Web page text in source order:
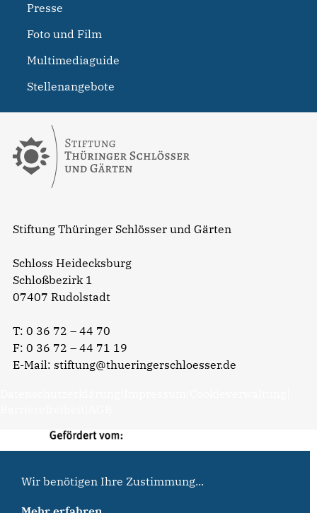
Stiftung Thüringer Schlösser und Gärten
Schloss Heidecksburg
Schloßbezirk 1
07407 Rudolstadt
T: 0 36 72 – 44 70
F: 0 36 72 – 44 71 19
E-Mail: stiftung@thueringerschloesser.de
Presse
Foto und Film
Multimediaguide
Stellenangebote
Wir benötigen Ihre Zustimmung...